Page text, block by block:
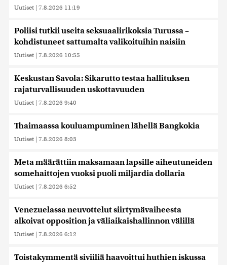
Uutiset | 7.8.2026 11:19
Poliisi tutkii useita seksuaalirikoksia Turussa –
kohdistuneet sattumalta valikoituihin naisiin
Uutiset | 7.8.2026 10:55
Keskustan Savola: Sikarutto testaa hallituksen
rajaturvallisuuden uskottavuuden
Uutiset | 7.8.2026 9:40
Thaimaassa kouluampuminen lähellä Bangkokia
Uutiset | 7.8.2026 8:03
Meta määrättiin maksamaan lapsille aiheutuneiden
somehaittojen vuoksi puoli miljardia dollaria
Uutiset | 7.8.2026 6:52
Venezuelassa neuvottelut siirtymävaiheesta
alkoivat opposition ja väliaikaishallinnon välillä
Uutiset | 7.8.2026 6:12
Toistakymmentä siviiliä haavoittui huthien iskussa